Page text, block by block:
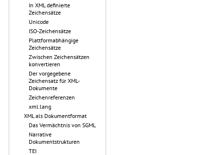
In XML definierte
Zeichensätze
Unicode
ISO-Zeichensätze
Plattformabhängige
Zeichensätze
Zwischen Zeichensätzen
konvertieren
Der vorgegebene
Zeichensatz für XML-
Dokumente
Zeichenreferenzen
xml:lang
XML als Dokumentformat
Das Vermächtnis von SGML
Narrative
Dokumentstrukturen
TEI